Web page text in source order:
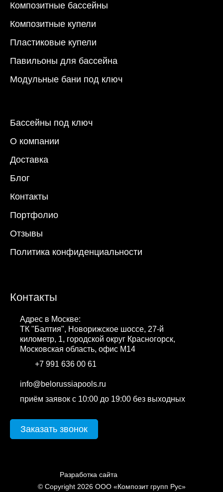
Композитные бассейны
Композитные купели
Пластиковые купели
Павильоны для бассейна
Модульные бани под ключ
Бассейны под ключ
О компании
Доставка
Блог
Контакты
Портфолио
Отзывы
Политика конфиденциальности
Контакты
Адрес в Москве:
ТК "Балтия", Новорижское шоссе, 27-й
километр, 1, городской округ Красногорск,
Московская область, офис М14
+7 991 636 00 61
info@belorussiapools.ru
приём заявок с 10:00 до 19:00 без выходных
Заказать звонок
© Copyright 2026 ООО «Композит групп Рус»
Разработка сайта